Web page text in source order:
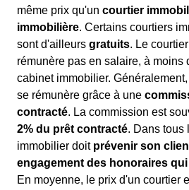
même prix qu'un courtier
immobilière. Certains courtiers
sont d'ailleurs gratuits. Le
rémunère pas en salaire, à moins
cabinet immobilier.
se rémunère grâce à une
contracté. La commission est
2% du prêt contracté. Dans tous
immobilier doit prévenir son
engagement des honoraires
En moyenne, le prix d'un courtier